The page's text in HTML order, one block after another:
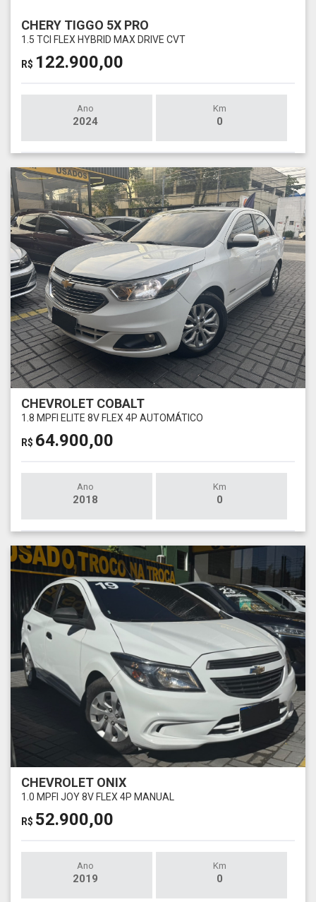
CHERY TIGGO 5X PRO
1.5 TCI FLEX HYBRID MAX DRIVE CVT
R$ 122.900,00
Ano
2024
Km
0
CHEVROLET COBALT
1.8 MPFI ELITE 8V FLEX 4P AUTOMÁTICO
R$ 64.900,00
Ano
2018
Km
0
CHEVROLET ONIX
1.0 MPFI JOY 8V FLEX 4P MANUAL
R$ 52.900,00
Ano
2019
Km
0